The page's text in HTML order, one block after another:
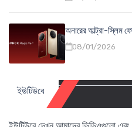
অনারের আল্ট্রা-স্লিম
08/01/2026
ইউটিউবে